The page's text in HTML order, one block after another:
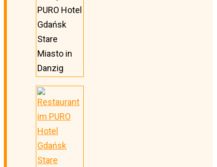
PURO Hotel
Gdańsk
Stare
Miasto in
Danzig